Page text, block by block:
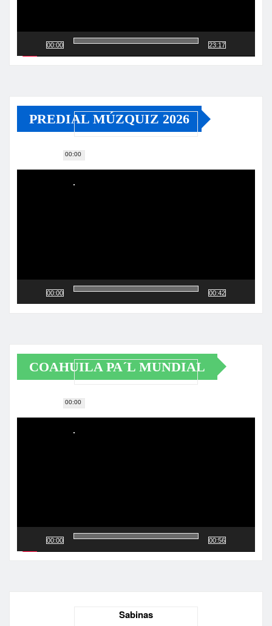
00:00
00:00
23:17
PREDIAL MÚZQUIZ 2026
Reproductor
00:00
00:00
00:42
COAHUILA PA´L MUNDIAL
Reproductor
00:00 00:56
Sabinas